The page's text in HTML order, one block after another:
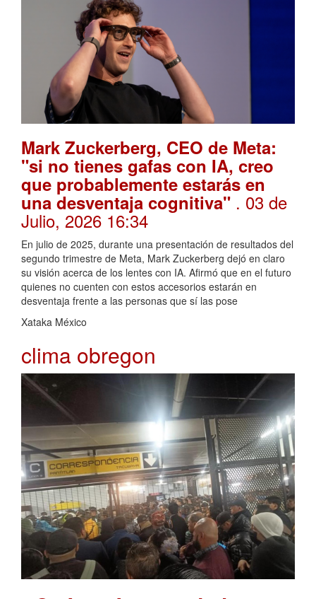
Mark Zuckerberg, CEO de Meta:
"si no tienes gafas con IA, creo
que probablemente estarás en
una desventaja cognitiva" . 03 de
Julio, 2026 16:34
En julio de 2025, durante una presentación de resultados del
segundo trimestre de Meta, Mark Zuckerberg dejó en claro
su visión acerca de los lentes con IA. Afirmó que en el futuro
quienes no cuenten con estos accesorios estarán en
desventaja frente a las personas que sí las pose
Xataka México
clima obregon